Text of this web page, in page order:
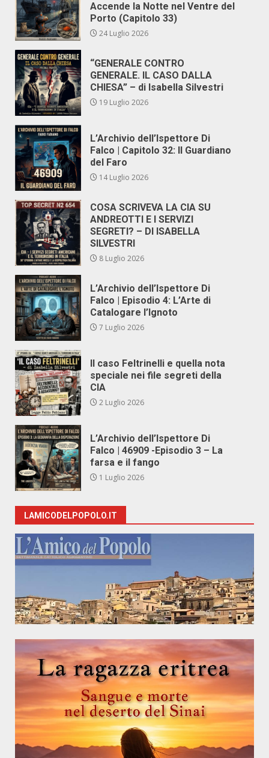
Accende la Notte nel Ventre del
Porto (Capitolo 33)
24 Luglio 2026
“GENERALE CONTRO
GENERALE. IL CASO DALLA
CHIESA” – di Isabella Silvestri
19 Luglio 2026
L’Archivio dell’Ispettore Di
Falco | Capitolo 32: Il Guardiano
del Faro
14 Luglio 2026
COSA SCRIVEVA LA CIA SU
ANDREOTTI E I SERVIZI
SEGRETI? – DI ISABELLA
SILVESTRI
8 Luglio 2026
L’Archivio dell’Ispettore Di
Falco | Episodio 4: L’Arte di
Catalogare l’Ignoto
7 Luglio 2026
Il caso Feltrinelli e quella nota
speciale nei file segreti della
CIA
2 Luglio 2026
L’Archivio dell’Ispettore Di
Falco | 46909 -Episodio 3 – La
farsa e il fango
1 Luglio 2026
LAMICODELPOPOLO.IT